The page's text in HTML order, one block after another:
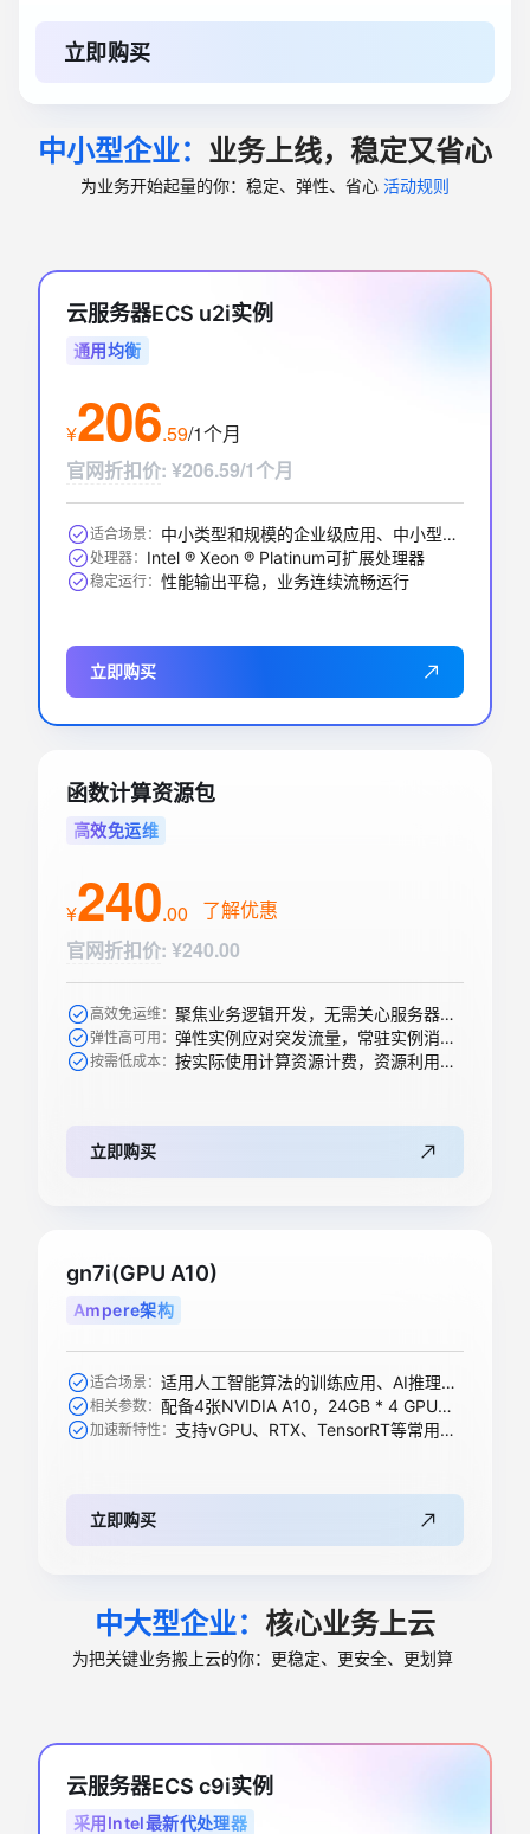
标准 - 本地冗余存储规格
实例 购买时长
1个月
4核8GB（通用型）
ESA边缘安全加速国内站
应用型负载均衡(按量付费)
实例网络类型 功能版本（实例费）
基础版
立即购买
中小型企业： 业务上线，稳定又省心
为业务开始起量的你：稳定、弹性、省心 活动规则
云服务器ECS u2i实例
通用均衡
¥206.59/1个月
官网折扣价: ¥206.59/1个月
适合场景： 中小类型和规模的企业级应用、中小型数据库系统、缓存、搜索集群
处理器： Intel ® Xeon ® Platinum可扩展处理器
稳定运行： 性能输出平稳，业务连续流畅运行
立即购买
函数计算资源包
高效免运维
¥240.00
了解优惠
官网折扣价: ¥240.00
高效免运维： 聚焦业务逻辑开发，无需关心服务器购买等运维操作
弹性高可用： 弹性实例应对突发流量，常驻实例消除冷启动
按需低成本： 按实际使用计算资源计费，资源利用率高
立即购买
gn7i(GPU A10)
Ampere架构
适合场景： 适用人工智能算法的训练应用、AI推理、科学计算等
相关参数： 配备4张NVIDIA A10，24GB * 4 GPU显存
加速新特性： 支持vGPU、RTX、TensorRT等常用加速功能
立即购买
中大型企业： 核心业务上云
为把关键业务搬上云的你：更稳定、更安全、更划算
云服务器ECS c9i实例
采用Intel最新代处理器